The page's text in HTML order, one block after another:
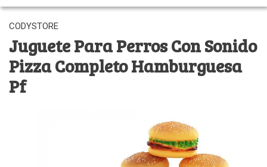
CODYSTORE
Juguete Para Perros Con Sonido
Pizza Completo Hamburguesa
Pf